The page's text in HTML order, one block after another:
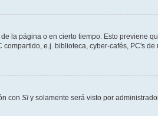
la página o en cierto tiempo. Esto previene
e.j. biblioteca, cyber-cafés, PC's
con SI y solamente será visto por